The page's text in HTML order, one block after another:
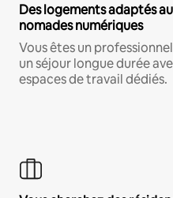
Des logements adaptés
nomades numériques
Vous êtes un
un séjour longue durée
espaces de travail dédiés.